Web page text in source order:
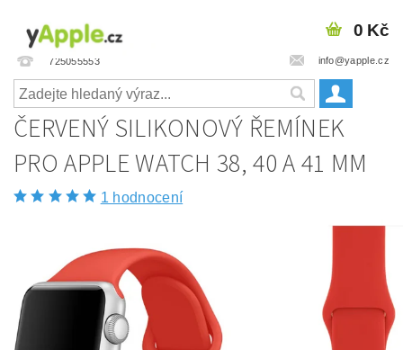
725055553 info@yapple.cz
0 Kč
ČERVENÝ SILIKONOVÝ ŘEMÍNEK
PRO APPLE WATCH 38, 40 A 41 MM
1 hodnocení